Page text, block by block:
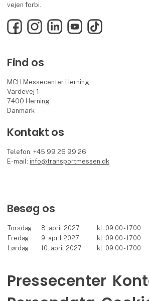
vejen forbi.
FacebookInstagramLinkedInYouTubeTikTok
Find os
MCH Messecenter Herning
Vardevej 1
7400 Herning
Danmark
Kontakt os
Telefon: +45 99 26 99 26
E-mail: info@transportmessen.dk
Besøg os
Torsdag 8. april 2027
kl. 09.00 - 17.00
Fredag
9. april 2027
kl. 09.00 - 17.00
Lørdag
10. april 2027 kl. 09.00 - 17.00
Pressecenter